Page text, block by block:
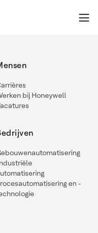
bij Honeywell
en -